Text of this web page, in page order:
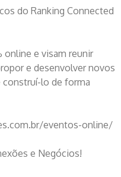
do Ranking Connected
e visam reunir
e desenvolver novos
construí-lo de forma
eventos-online/
e Negócios!